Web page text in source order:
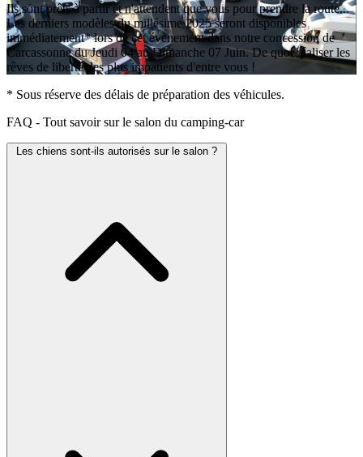
Ils sont prêts à partir et n'attendent que vous pour prendre la route...
Les derniers modèles du millésime 2025 seront disponibles
immédiatement* lors de cet évènement dans notre concession de
Carcassonne du Jeudi 04 au Dimanche 07 Juin. De quoi réaliser les
rêves de liberté des plus impatients d'entre vous !
* Sous réserve des délais de préparation des véhicules.
FAQ - Tout savoir sur le salon du camping-car
Les chiens sont-ils autorisés sur le salon ?